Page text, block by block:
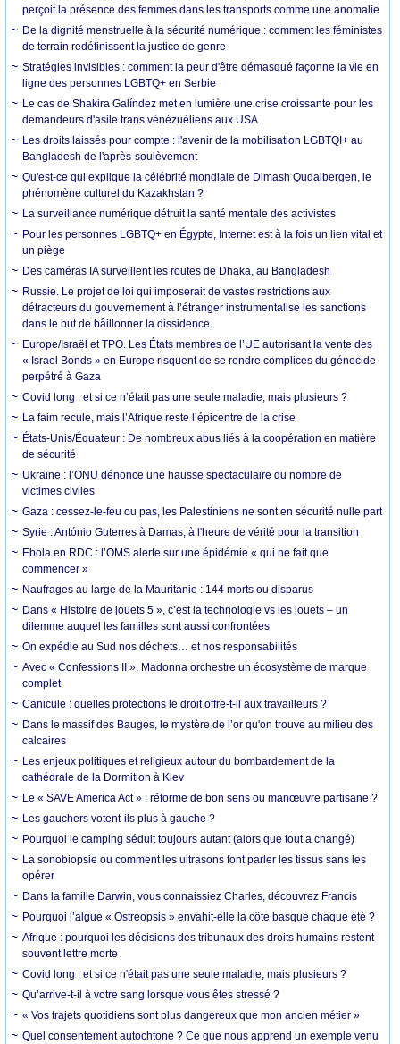
perçoit la présence des femmes dans les transports comme une anomalie
De la dignité menstruelle à la sécurité numérique : comment les féministes
de terrain redéfinissent la justice de genre
Stratégies invisibles : comment la peur d'être démasqué façonne la vie en
ligne des personnes LGBTQ+ en Serbie
Le cas de Shakira Galíndez met en lumière une crise croissante pour les
demandeurs d'asile trans vénézuéliens aux USA
Les droits laissés pour compte : l'avenir de la mobilisation LGBTQI+ au
Bangladesh de l'après-soulèvement
Qu'est-ce qui explique la célébrité mondiale de Dimash Qudaibergen, le
phénomène culturel du Kazakhstan ?
La surveillance numérique détruit la santé mentale des activistes
Pour les personnes LGBTQ+ en Égypte, Internet est à la fois un lien vital et
un piège
Des caméras IA surveillent les routes de Dhaka, au Bangladesh
Russie. Le projet de loi qui imposerait de vastes restrictions aux
détracteurs du gouvernement à l’étranger instrumentalise les sanctions
dans le but de bâillonner la dissidence
Europe/Israël et TPO. Les États membres de l’UE autorisant la vente des
« Israel Bonds » en Europe risquent de se rendre complices du génocide
perpétré à Gaza
Covid long : et si ce n’était pas une seule maladie, mais plusieurs ?
La faim recule, mais l’Afrique reste l’épicentre de la crise
États-Unis/Équateur : De nombreux abus liés à la coopération en matière
de sécurité
Ukraine : l’ONU dénonce une hausse spectaculaire du nombre de
victimes civiles
Gaza : cessez-le-feu ou pas, les Palestiniens ne sont en sécurité nulle part
Syrie : António Guterres à Damas, à l'heure de vérité pour la transition
Ebola en RDC : l’OMS alerte sur une épidémie « qui ne fait que
commencer »
Naufrages au large de la Mauritanie : 144 morts ou disparus
Dans « Histoire de jouets 5 », c’est la technologie vs les jouets – un
dilemme auquel les familles sont aussi confrontées
On expédie au Sud nos déchets… et nos responsabilités
Avec « Confessions II », Madonna orchestre un écosystème de marque
complet
Canicule : quelles protections le droit offre-t-il aux travailleurs ?
Dans le massif des Bauges, le mystère de l’or qu'on trouve au milieu des
calcaires
Les enjeux politiques et religieux autour du bombardement de la
cathédrale de la Dormition à Kiev
Le « SAVE America Act » : réforme de bon sens ou manœuvre partisane ?
Les gauchers votent-ils plus à gauche ?
Pourquoi le camping séduit toujours autant (alors que tout a changé)
La sonobiopsie ou comment les ultrasons font parler les tissus sans les
opérer
Dans la famille Darwin, vous connaissiez Charles, découvrez Francis
Pourquoi l’algue « Ostreopsis » envahit-elle la côte basque chaque été ?
Afrique : pourquoi les décisions des tribunaux des droits humains restent
souvent lettre morte
Covid long : et si ce n'était pas une seule maladie, mais plusieurs ?
Qu’arrive-t-il à votre sang lorsque vous êtes stressé ?
« Vos trajets quotidiens sont plus dangereux que mon ancien métier »
Quel consentement autochtone ? Ce que nous apprend un exemple venu